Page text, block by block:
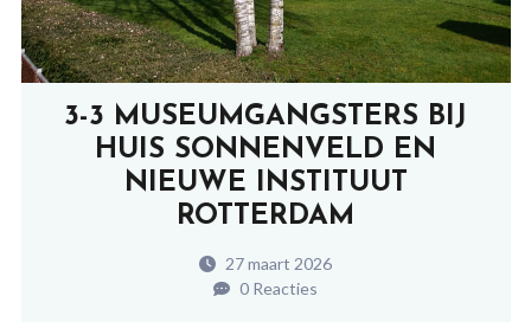
3-3 MUSEUMGANGSTERS BIJ
HUIS SONNENVELD EN
NIEUWE INSTITUUT
ROTTERDAM
27 maart 2026
0 Reacties